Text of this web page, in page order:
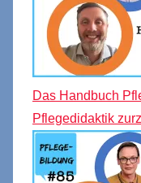
Das Handbuch
Pflegedidaktik